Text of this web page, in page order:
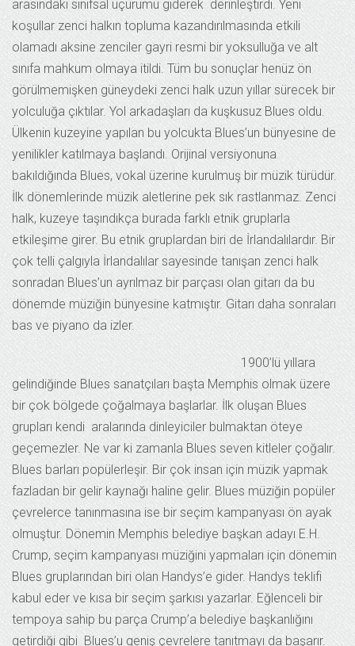
arasındaki sınıfsal uçurumu giderek derinleştirdi. Yeni
koşullar zenci halkın topluma kazandırılmasında etkili
olamadı aksine zenciler gayri resmi bir yoksulluğa ve alt
sınıfa mahkum olmaya itildi. Tüm bu sonuçlar henüz ön
görülmemişken güneydeki zenci halk uzun yıllar sürecek bir
yolculuğa çıktılar. Yol arkadaşları da kuşkusuz Blues oldu.
Ülkenin kuzeyine yapılan bu yolcukta Blues’un bünyesine de
yenilikler katılmaya başlandı. Orijinal versiyonuna
bakıldığında Blues, vokal üzerine kurulmuş bir müzik türüdür.
İlk dönemlerinde müzik aletlerine pek sık rastlanmaz. Zenci
halk, kuzeye taşındıkça burada farklı etnik gruplarla
etkileşime girer. Bu etnik gruplardan biri de İrlandalılardır. Bir
çok telli çalgıyla İrlandalılar sayesinde tanışan zenci halk
sonradan Blues’un ayrılmaz bir parçası olan gitarı da bu
dönemde müziğin bünyesine katmıştır. Gitarı daha sonraları
bas ve piyano da izler.
1900’lü yıllara
gelindiğinde Blues sanatçıları başta Memphis olmak üzere
bir çok bölgede çoğalmaya başlarlar. İlk oluşan Blues
grupları kendi aralarında dinleyiciler bulmaktan öteye
geçemezler. Ne var ki zamanla Blues seven kitleler çoğalır.
Blues barları popülerleşir. Bir çok insan için müzik yapmak
fazladan bir gelir kaynağı haline gelir. Blues müziğin popüler
çevrelerce tanınmasına ise bir seçim kampanyası ön ayak
olmuştur. Dönemin Memphis belediye başkan adayı E.H.
Crump, seçim kampanyası müziğini yapmaları için dönemin
Blues gruplarından biri olan Handys’e gider. Handys teklifi
kabul eder ve kısa bir seçim şarkısı yazarlar. Eğlenceli bir
tempoya sahip bu parça Crump’a belediye başkanlığını
getirdiği gibi Blues’u geniş çevrelere tanıtmayı da başarır.